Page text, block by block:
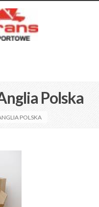
Polska
POLSKA